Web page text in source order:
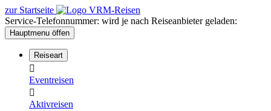
Sprunglink
zum
Inhalt
Sprunglink
zur
Footernavigation
zur Startseite
Service-Telefonnummer: wird je nach Reiseanbieter geladen:
Hauptmenu öffen
Reiseart

Eventreisen

Aktivreisen